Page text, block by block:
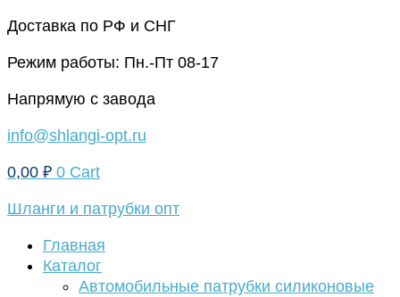
Перейти
содержимому
Доставка по РФ и СНГ
Режим работы: Пн.-Пт 08-17
Напрямую с завода
info@shlangi-opt.ru
0,00 ₽ 0 Cart
Шланги и патрубки опт
Главная
Каталог
Автомобильные патрубки силиконовые